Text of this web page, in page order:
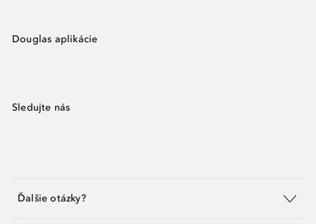
Douglas aplikácie
Sledujte nás
Ďalšie otázky?